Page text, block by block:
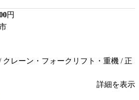
円
クレーン・フォークリフト・重機 / 正
詳細を表示